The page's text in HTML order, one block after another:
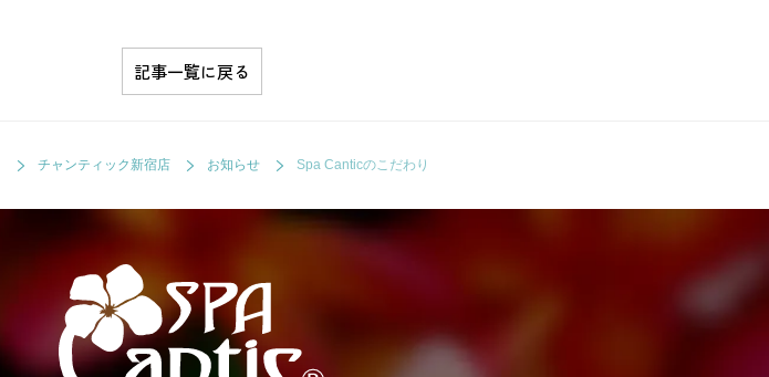
記事一覧に戻る
チャンティック新宿店 お知らせ Spa Canticのこだわり